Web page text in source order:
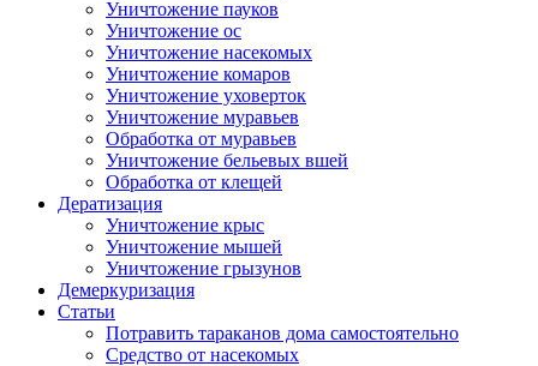
Уничтожение пауков
Уничтожение ос
Уничтожение насекомых
Уничтожение комаров
Уничтожение уховерток
Уничтожение муравьев
Обработка от муравьев
Уничтожение бельевых вшей
Обработка от клещей
Дератизация
Уничтожение крыс
Уничтожение мышей
Уничтожение грызунов
Демеркуризация
Статьи
Потравить тараканов дома самостоятельно
Средство от насекомых